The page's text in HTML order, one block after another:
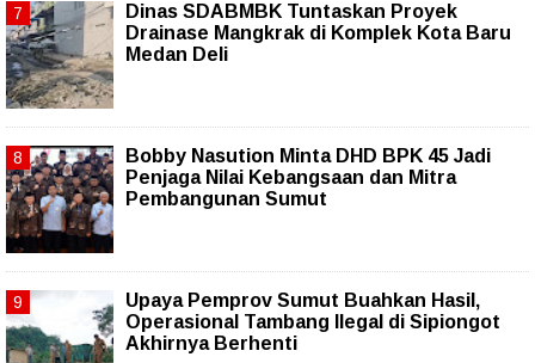
Dinas SDABMBK Tuntaskan Proyek
Drainase Mangkrak di Komplek Kota Baru
Medan Deli
Bobby Nasution Minta DHD BPK 45 Jadi
Penjaga Nilai Kebangsaan dan Mitra
Pembangunan Sumut
Upaya Pemprov Sumut Buahkan Hasil,
Operasional Tambang Ilegal di Sipiongot
Akhirnya Berhenti